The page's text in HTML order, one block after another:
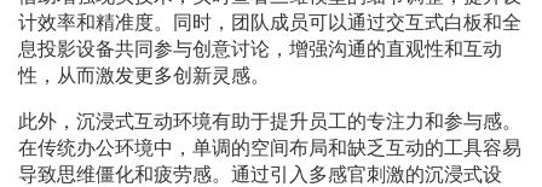
计效率和精准度。同时，团队成员可以通过交互式白板和全
息投影设备共同参与创意讨论，增强沟通的直观性和互动
性，从而激发更多创新灵感。
此外，沉浸式互动环境有助于提升员工的专注力和参与感。
在传统办公环境中，单调的空间布局和缺乏互动的工具容易
导致思维僵化和疲劳感。通过引入多感官刺激的沉浸式设